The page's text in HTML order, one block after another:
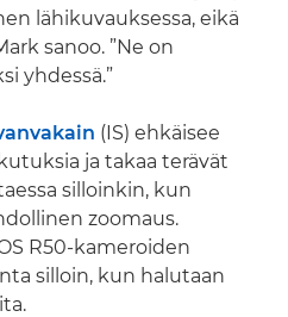
lähikuvauksessa, eikä
sanoo. ”Ne on
yhdessä.”
(IS) ehkäisee
ja takaa terävät
silloinkin, kun
zoomaus.
R50-kameroiden
silloin, kun halutaan